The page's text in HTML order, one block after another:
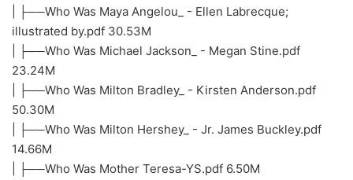
| ├──Who Was Maya Angelou_ - Ellen Labrecque;
illustrated by.pdf 30.53M
| ├──Who Was Michael Jackson_ - Megan Stine.pdf
23.24M
| ├──Who Was Milton Bradley_ - Kirsten Anderson.pdf
50.30M
| ├──Who Was Milton Hershey_ - Jr. James Buckley.pdf
14.66M
| ├──Who Was Mother Teresa-YS.pdf 6.50M